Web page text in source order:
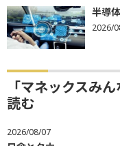
半導
2026/
「マネックスみ
読む
2026/08/07